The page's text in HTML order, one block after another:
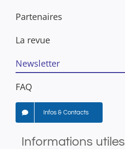
Partenaires
La revue
Newsletter
FAQ
Infos & Contacts
Informations utiles